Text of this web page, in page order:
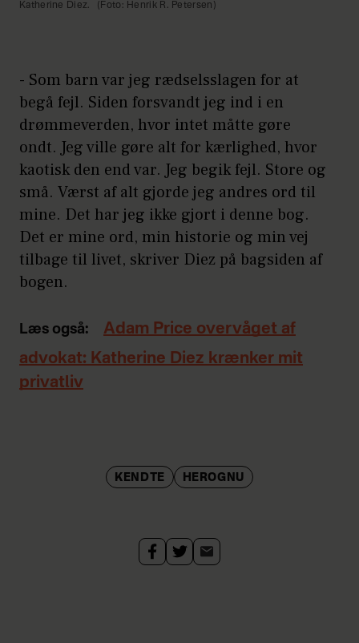
Katherine Diez. (Foto: Henrik R. Petersen)
- Som barn var jeg rædselsslagen for at
begå fejl. Siden forsvandt jeg ind i en
drømmeverden, hvor intet måtte gøre
ondt. Jeg ville gøre alt for kærlighed, hvor
kaotisk den end var. Jeg begik fejl. Store og
små. Værst af alt gjorde jeg andres ord til
mine. Det har jeg ikke gjort i denne bog.
Det er mine ord, min historie og min vej
tilbage til livet, skriver Diez på bagsiden af
bogen.
Læs også:
Adam Price overvåget af
advokat: Katherine Diez krænker mit
privatliv
KENDTE HEROGNU